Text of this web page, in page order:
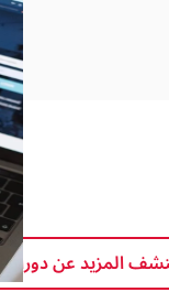
المزيد عن دوراتنا